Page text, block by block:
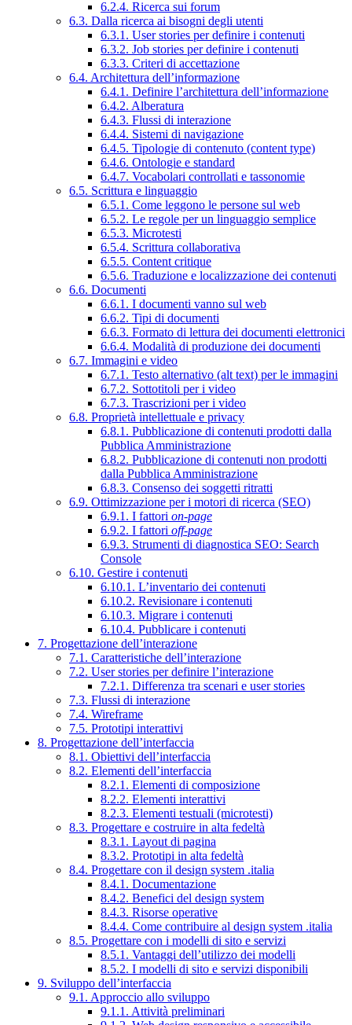
6.2.4. Ricerca sui forum
6.3. Dalla ricerca ai bisogni degli utenti
6.3.1. User stories per definire i contenuti
6.3.2. Job stories per definire i contenuti
6.3.3. Criteri di accettazione
6.4. Architettura dell’informazione
6.4.1. Definire l’architettura dell’informazione
6.4.2. Alberatura
6.4.3. Flussi di interazione
6.4.4. Sistemi di navigazione
6.4.5. Tipologie di contenuto (content type)
6.4.6. Ontologie e standard
6.4.7. Vocabolari controllati e tassonomie
6.5. Scrittura e linguaggio
6.5.1. Come leggono le persone sul web
6.5.2. Le regole per un linguaggio semplice
6.5.3. Microtesti
6.5.4. Scrittura collaborativa
6.5.5. Content critique
6.5.6. Traduzione e localizzazione dei contenuti
6.6. Documenti
6.6.1. I documenti vanno sul web
6.6.2. Tipi di documenti
6.6.3. Formato di lettura dei documenti elettronici
6.6.4. Modalità di produzione dei documenti
6.7. Immagini e video
6.7.1. Testo alternativo (alt text) per le immagini
6.7.2. Sottotitoli per i video
6.7.3. Trascrizioni per i video
6.8. Proprietà intellettuale e privacy
6.8.1. Pubblicazione di contenuti prodotti dalla
Pubblica Amministrazione
6.8.2. Pubblicazione di contenuti non prodotti
dalla Pubblica Amministrazione
6.8.3. Consenso dei soggetti ritratti
6.9. Ottimizzazione per i motori di ricerca (SEO)
6.9.1. I fattori on-page
6.9.2. I fattori off-page
6.9.3. Strumenti di diagnostica SEO: Search
Console
6.10. Gestire i contenuti
6.10.1. L’inventario dei contenuti
6.10.2. Revisionare i contenuti
6.10.3. Migrare i contenuti
6.10.4. Pubblicare i contenuti
7. Progettazione dell’interazione
7.1. Caratteristiche dell’interazione
7.2. User stories per definire l’interazione
7.2.1. Differenza tra scenari e user stories
7.3. Flussi di interazione
7.4. Wireframe
7.5. Prototipi interattivi
8. Progettazione dell’interfaccia
8.1. Obiettivi dell’interfaccia
8.2. Elementi dell’interfaccia
8.2.1. Elementi di composizione
8.2.2. Elementi interattivi
8.2.3. Elementi testuali (microtesti)
8.3. Progettare e costruire in alta fedeltà
8.3.1. Layout di pagina
8.3.2. Prototipi in alta fedeltà
8.4. Progettare con il design system .italia
8.4.1. Documentazione
8.4.2. Benefici del design system
8.4.3. Risorse operative
8.4.4. Come contribuire al design system .italia
8.5. Progettare con i modelli di sito e servizi
8.5.1. Vantaggi dell’utilizzo dei modelli
8.5.2. I modelli di sito e servizi disponibili
9. Sviluppo dell’interfaccia
9.1. Approccio allo sviluppo
9.1.1. Attività preliminari